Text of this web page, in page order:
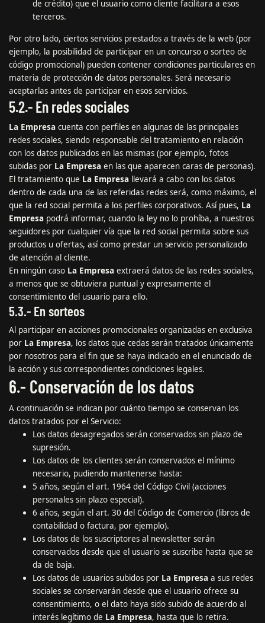
de crédito) que el usuario como cliente facilitara a esos
terceros.
Por otro lado, ciertos servicios prestados a través de la web (por
ejemplo, la posibilidad de participar en un concurso o sorteo de
código promocional) pueden contener condiciones particulares en
materia de protección de datos personales. Será necesario
aceptarlas antes de participar en esos servicios.
5.2.- En redes sociales
La Empresa cuenta con perfiles en algunas de las principales
redes sociales, siendo responsable del tratamiento en relación
con los datos publicados en las mismas (por ejemplo, fotos
subidas por La Empresa en las que aparecen caras de personas).
El tratamiento que La Empresa llevará a cabo con los datos
dentro de cada una de las referidas redes será, como máximo, el
que la red social permita a los perfiles corporativos. Así pues, La
Empresa podrá informar, cuando la ley no lo prohíba, a nuestros
seguidores por cualquier vía que la red social permita sobre sus
productos u ofertas, así como prestar un servicio personalizado
de atención al cliente.
En ningún caso La Empresa extraerá datos de las redes sociales,
a menos que se obtuviera puntual y expresamente el
consentimiento del usuario para ello.
5.3.- En sorteos
Al participar en acciones promocionales organizadas en exclusiva
por La Empresa, los datos que cedas serán tratados únicamente
por nosotros para el fin que se haya indicado en el enunciado de
la acción y sus correspondientes condiciones legales.
6.- Conservación de los datos
A continuación se indican por cuánto tiempo se conservan los
datos tratados por el Servicio:
Los datos desagregados serán conservados sin plazo de
supresión.
Los datos de los clientes serán conservados el mínimo
necesario, pudiendo mantenerse hasta:
5 años, según el art. 1964 del Código Civil (acciones
personales sin plazo especial).
6 años, según el art. 30 del Código de Comercio (libros de
contabilidad o factura, por ejemplo).
Los datos de los suscriptores al newsletter serán
conservados desde que el usuario se suscribe hasta que se
da de baja.
Los datos de usuarios subidos por La Empresa a sus redes
sociales se conservarán desde que el usuario ofrece su
consentimiento, o el dato haya sido subido de acuerdo al
interés legítimo de La Empresa, hasta que lo retira.